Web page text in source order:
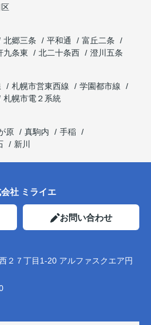
北郷三条 平和通
富丘二条
九条東 北二十条西
澄川五条
札幌市営東西線
学園都市線
札幌市電２系統
原 真駒内
手稲
新川
社 ミライエ
お問い合わせ
２７丁目1-20 アルファスクエア円